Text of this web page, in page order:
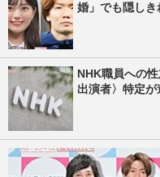
婚」でも隠し
NHK職員への
出演者〉特定